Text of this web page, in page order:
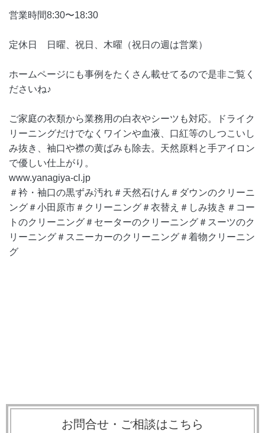
営業時間8:30〜18:30
定休日 日曜、祝日、木曜（祝日の週は営業）
ホームページにも事例をたくさん載せてるので是非ご覧く
ださいね♪
ご家庭の衣類から業務用の白衣やシーツも対応。ドライク
リーニングだけでなくワインや血液、口紅等のしつこいし
み抜き、袖口や襟の黄ばみも除去。天然原料と手アイロン
で優しい仕上がり。
www.yanagiya-cl.jp
＃衿・袖口の黒ずみ汚れ＃天然石けん＃ダウンのクリーニ
ング＃小田原市＃クリーニング＃衣替え＃しみ抜き＃コー
トのクリーニング＃セーターのクリーニング＃スーツのク
リーニング＃スニーカーのクリーニング＃着物クリーニン
グ
お問合せ・ご相談はこちら